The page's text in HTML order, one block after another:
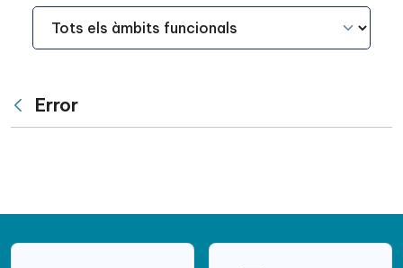
Àmbit Funcional
Vés enrere
Error